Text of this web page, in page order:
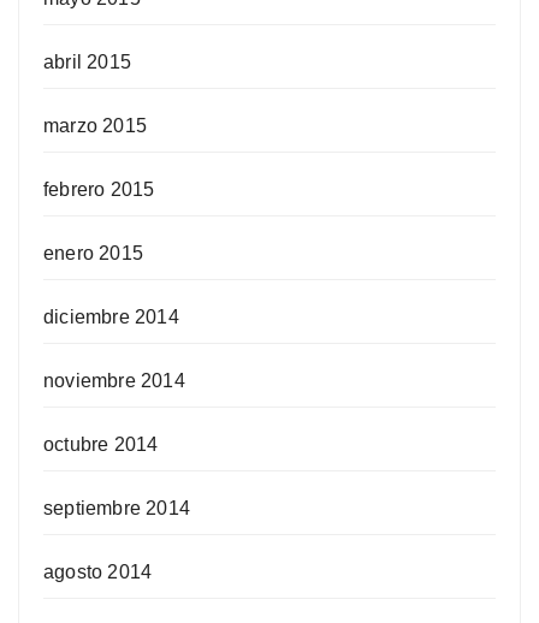
abril 2015
marzo 2015
febrero 2015
enero 2015
diciembre 2014
noviembre 2014
octubre 2014
septiembre 2014
agosto 2014